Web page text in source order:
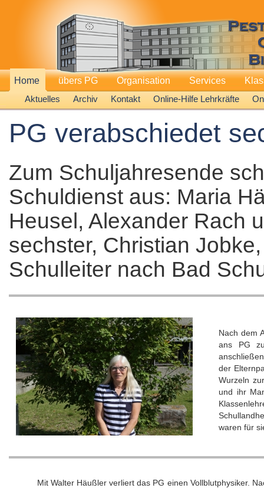
Home
Aktuelles
Archiv Kontakt Online-Hilfe Lehrkräfte
übers PG Organisation Services
PG verabschiedet
Zum Schuljahresende
Schuldienst aus: Maria
Heusel, Alexander Rach
sechster, Christian
Schulleiter nach Bad
Nach dem
ans PG
der
Wurzeln
und ihr
waren für
Mit Walter Häußler verliert das PG einen Vollblutphysiker.